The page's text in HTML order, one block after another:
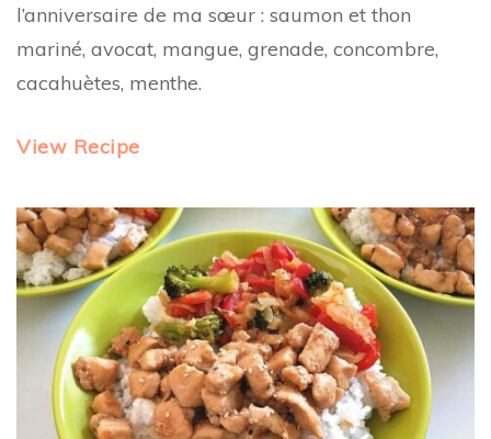
l’anniversaire de ma sœur : saumon et thon
mariné, avocat, mangue, grenade, concombre,
cacahuètes, menthe.
View Recipe